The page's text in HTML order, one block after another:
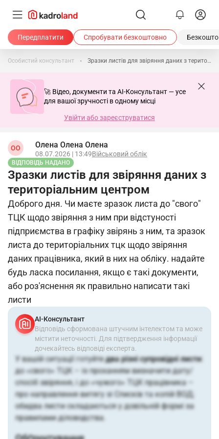
Передплатити Спробувати безкоштовно
Особистий консультант Зразки листів для звіряння даних з територіальним центром
🚀 Відео, документи та AI-Консультант — усе
для вашої зручності в одному місці
Увійти або зареєструватися
ОО Олена Олена Олена
08.07.2026 | 13:49Військовий облік
ВІДПОВІДЬ НАДАНО
Зразки листів для звіряння даних з
територіальним центром
Доброго дня. Чи маєте зразок листа до "свого"
ТЦК щодо звіряння з ним при відстуності
підприємства в графіку звірянь з ним, та зразок
листа до територіальних тцк щодо звіряння
даних працівника, який в них на обліку. надайте
будь ласка посилання, якщо є такі документи,
або роз'яснення як правильно написати такі
листи
АІ-Консультант
Відповідь сформована штучним інтелектом та може
містити неточності. Для підтвердження інформації
дочекайтесь відповіді експерта.
У вашій ситуації готуйтедва різні супровідні листи:
до «свого» ТЦК – із проханням визначити дату/
спосіб звіряння, і до «чужого» ТЦК працівника –
про направлення витягу зі Списків та копій ВОД;
обидва листи складаються у довільній формі за
правилами діловодства.